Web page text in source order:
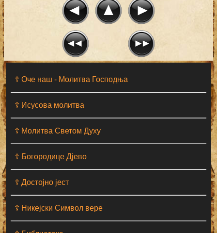
☦ Оче наш - Moлитва Господња
☦ Исусова молитва
☦ Молитва Светом Духу
☦ Богородице Дјево
☦ Достојно јест
☦ Никејски Символ вере